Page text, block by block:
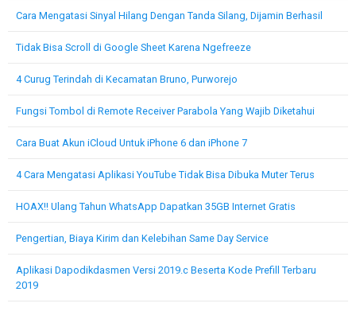
Cara Mengatasi Sinyal Hilang Dengan Tanda Silang, Dijamin Berhasil
Tidak Bisa Scroll di Google Sheet Karena Ngefreeze
4 Curug Terindah di Kecamatan Bruno, Purworejo
Fungsi Tombol di Remote Receiver Parabola Yang Wajib Diketahui
Cara Buat Akun iCloud Untuk iPhone 6 dan iPhone 7
4 Cara Mengatasi Aplikasi YouTube Tidak Bisa Dibuka Muter Terus
HOAX!! Ulang Tahun WhatsApp Dapatkan 35GB Internet Gratis
Pengertian, Biaya Kirim dan Kelebihan Same Day Service
Aplikasi Dapodikdasmen Versi 2019.c Beserta Kode Prefill Terbaru
2019